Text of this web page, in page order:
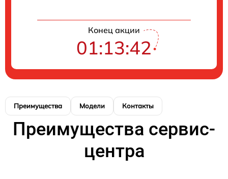
Конец акции
01:13:42
Преимущества Модели Контакты
Преимущества сервис-
центра